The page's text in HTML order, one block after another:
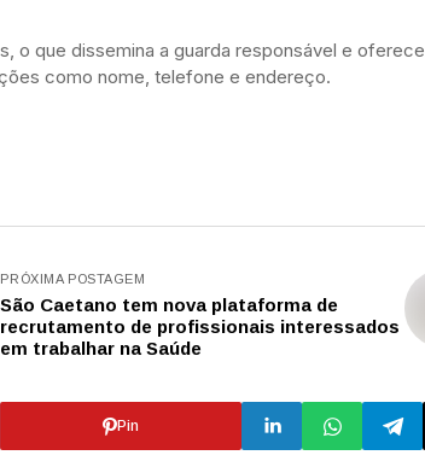
o que dissemina a guarda responsável e oferece
como nome, telefone e endereço.
PRÓXIMA POSTAGEM
São Caetano tem nova plataforma de
recrutamento de profissionais interessados
em trabalhar na Saúde
Pin